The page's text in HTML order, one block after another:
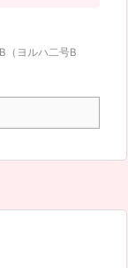
（ヨルハ二号B